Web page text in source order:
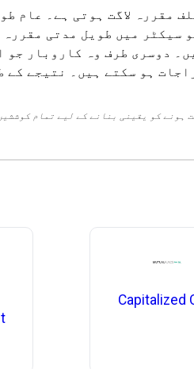
مقررہ لاگت ہوتی ہے۔ عام
سیکٹر میں طویل مدتی
دوسری طرف وہ کاروبار
ہو سکتے ہیں۔ نتیجے
ہونے کو یقینی بنانے کے لیے تمام
Capitalized